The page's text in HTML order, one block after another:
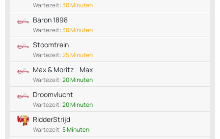
Wartezeit:30 Minuten
Baron 1898
Wartezeit:30 Minuten
Stoomtrein
Wartezeit:25 Minuten
Max & Moritz - Max
Wartezeit:20 Minuten
Droomvlucht
Wartezeit:20 Minuten
RidderStrijd
Wartezeit:5 Minuten